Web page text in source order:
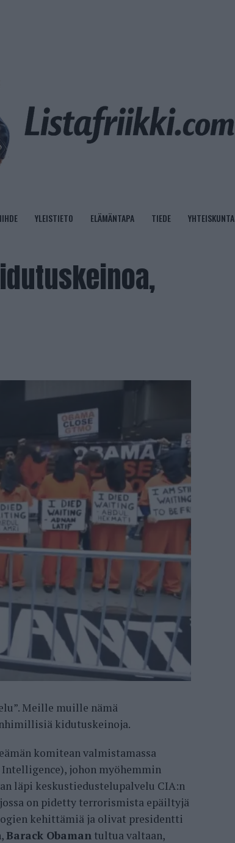
YLEISTIETO ELÄMÄNTAPA TIEDE YHTEISKUNTA
Meille muille nämä
kidutuskeinoja.
komitean valmistamassa
johon myöhemmin
läpi keskustiedustelupalvelu CIA:n
on pidetty terrorismista epäiltyjä
kehittämiä ja olivat presidentti
Barack Obaman tultua valtaan,